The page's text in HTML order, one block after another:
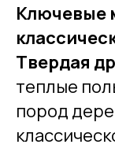
Ключевые
Твердая
теплые
пород